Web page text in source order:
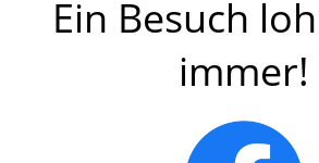
Ein Besuch
immer!